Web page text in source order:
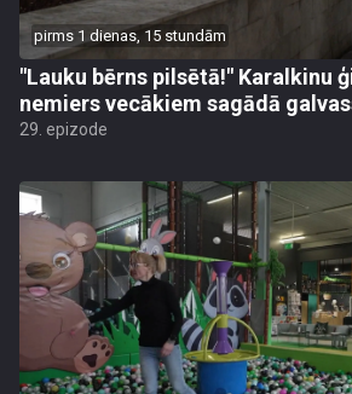
pirms 1 dienas, 15 stundām
"Lauku bērns pilsētā!" Karalkinu
nemiers vecākiem sagādā
29. epizode